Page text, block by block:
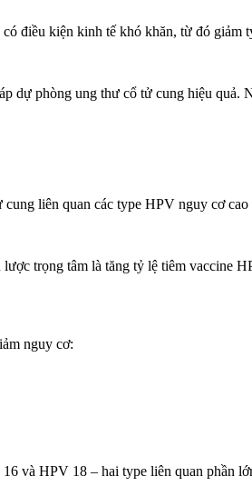
điều kiện kinh tế khó khăn, từ đó giảm
phòng ung thư cổ tử cung hiệu quả.
liên quan các type HPV nguy cơ cao
trọng tâm là tăng tỷ lệ tiêm vaccine
nguy cơ:
và HPV 18 – hai type liên quan phần